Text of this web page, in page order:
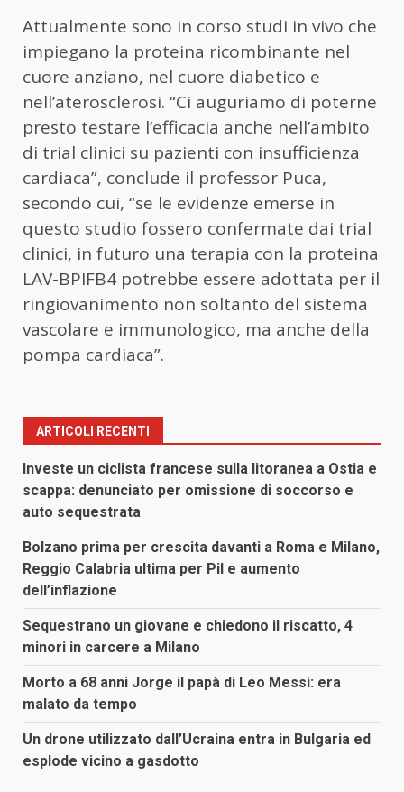
Attualmente sono in corso studi in vivo che
impiegano la proteina ricombinante nel
cuore anziano, nel cuore diabetico e
nell’aterosclerosi. “Ci auguriamo di poterne
presto testare l’efficacia anche nell’ambito
di trial clinici su pazienti con insufficienza
cardiaca”, conclude il professor Puca,
secondo cui, “se le evidenze emerse in
questo studio fossero confermate dai trial
clinici, in futuro una terapia con la proteina
LAV-BPIFB4 potrebbe essere adottata per il
ringiovanimento non soltanto del sistema
vascolare e immunologico, ma anche della
pompa cardiaca”.
ARTICOLI RECENTI
Investe un ciclista francese sulla litoranea a Ostia e
scappa: denunciato per omissione di soccorso e
auto sequestrata
Bolzano prima per crescita davanti a Roma e Milano,
Reggio Calabria ultima per Pil e aumento
dell’inflazione
Sequestrano un giovane e chiedono il riscatto, 4
minori in carcere a Milano
Morto a 68 anni Jorge il papà di Leo Messi: era
malato da tempo
Un drone utilizzato dall’Ucraina entra in Bulgaria ed
esplode vicino a gasdotto